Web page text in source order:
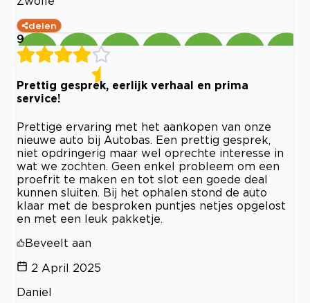
delen
9
Prettig gesprek, eerlijk verhaal en prima
service!
Prettige ervaring met het aankopen van onze
nieuwe auto bij Autobas. Een prettig gesprek,
niet opdringerig maar wel oprechte interesse in
wat we zochten. Geen enkel probleem om een
proefrit te maken en tot slot een goede deal
kunnen sluiten. Bij het ophalen stond de auto
klaar met de besproken puntjes netjes opgelost
en met een leuk pakketje.
Beveelt aan
2 April 2025
Daniel